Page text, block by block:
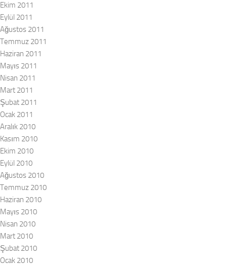
Ekim 2011
Eylül 2011
Ağustos 2011
Temmuz 2011
Haziran 2011
Mayıs 2011
Nisan 2011
Mart 2011
Şubat 2011
Ocak 2011
Aralık 2010
Kasım 2010
Ekim 2010
Eylül 2010
Ağustos 2010
Temmuz 2010
Haziran 2010
Mayıs 2010
Nisan 2010
Mart 2010
Şubat 2010
Ocak 2010